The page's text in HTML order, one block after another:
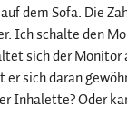
dem Sofa. Die
Ich schalte den
sich der Monitor
er sich daran
Inhalette? Oder